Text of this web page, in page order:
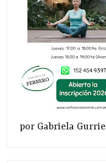
por Gabriela